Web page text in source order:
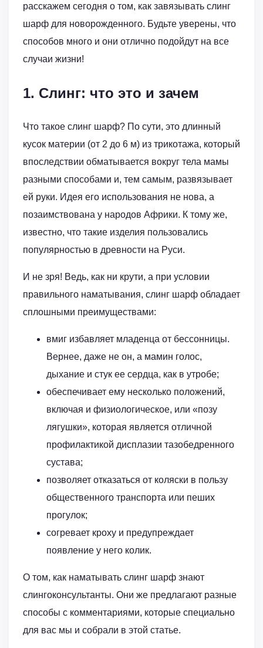
расскажем сегодня о том, как завязывать слинг
шарф для новорожденного. Будьте уверены, что
способов много и они отлично подойдут на все
случаи жизни!
1. Слинг: что это и зачем
Что такое слинг шарф? По сути, это длинный
кусок материи (от 2 до 6 м) из трикотажа, который
впоследствии обматывается вокруг тела мамы
разными способами и, тем самым, развязывает
ей руки. Идея его использования не нова, а
позаимствована у народов Африки. К тому же,
известно, что такие изделия пользовались
популярностью в древности на Руси.
И не зря! Ведь, как ни крути, а при условии
правильного наматывания, слинг шарф обладает
сплошными преимуществами:
вмиг избавляет младенца от бессонницы.
Вернее, даже не он, а мамин голос,
дыхание и стук ее сердца, как в утробе;
обеспечивает ему несколько положений,
включая и физиологическое, или «позу
лягушки», которая является отличной
профилактикой дисплазии тазобедренного
сустава;
позволяет отказаться от коляски в пользу
общественного транспорта или пеших
прогулок;
согревает кроху и предупреждает
появление у него колик.
О том, как наматывать слинг шарф знают
слингоконсультанты. Они же предлагают разные
способы с комментариями, которые специально
для вас мы и собрали в этой статье.